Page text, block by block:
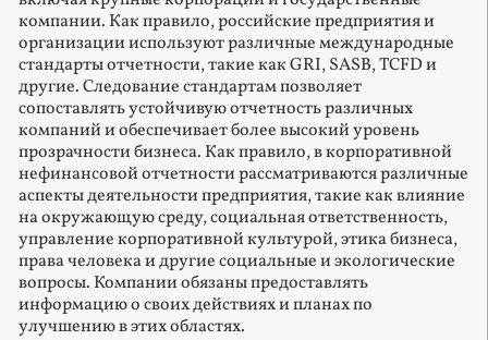
компании. Как правило, российские предприятия и
организации используют различные международные
стандарты отчетности, такие как GRI, SASB, TCFD и
другие. Следование стандартам позволяет
сопоставлять устойчивую отчетность различных
компаний и обеспечивает более высокий уровень
прозрачности бизнеса. Как правило, в корпоративной
нефинансовой отчетности рассматриваются различные
аспекты деятельности предприятия, такие как влияние
на окружающую среду, социальная ответственность,
управление корпоративной культурой, этика бизнеса,
права человека и другие социальные и экологические
вопросы. Компании обязаны предоставлять
информацию о своих действиях и планах по
улучшению в этих областях.